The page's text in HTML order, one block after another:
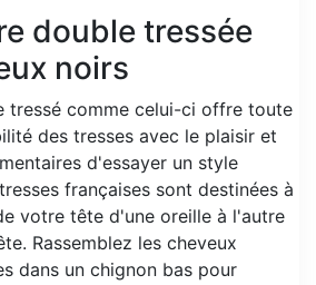
double tressée
noirs
tressé comme celui-ci offre toute
des tresses avec le plaisir et
d'essayer un style
françaises sont destinées à
votre tête d'une oreille à l'autre
Rassemblez les cheveux
dans un chignon bas pour